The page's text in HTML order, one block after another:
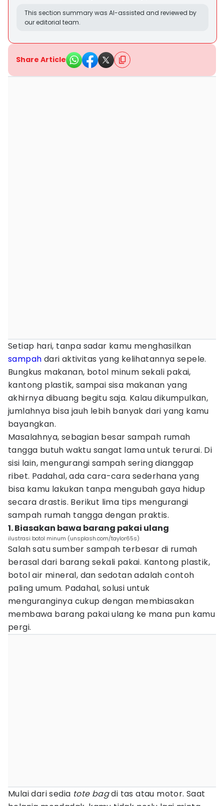
This section summary was AI-assisted and reviewed by
our editorial team.
Share Article
Setiap hari, tanpa sadar kamu menghasilkan
sampah dari aktivitas yang kelihatannya sepele.
Bungkus makanan, botol minum sekali pakai,
kantong plastik, sampai sisa makanan yang
akhirnya dibuang begitu saja. Kalau dikumpulkan,
jumlahnya bisa jauh lebih banyak dari yang kamu
bayangkan.
Masalahnya, sebagian besar sampah rumah
tangga butuh waktu sangat lama untuk terurai. Di
sisi lain, mengurangi sampah sering dianggap
ribet. Padahal, ada cara-cara sederhana yang
bisa kamu lakukan tanpa mengubah gaya hidup
secara drastis. Berikut lima tips mengurangi
sampah rumah tangga dengan praktis.
1. Biasakan bawa barang pakai ulang
ilustrasi botol minum (unsplash.com/taylor65s)
Salah satu sumber sampah terbesar di rumah
berasal dari barang sekali pakai. Kantong plastik,
botol air mineral, dan sedotan adalah contoh
paling umum. Padahal, solusi untuk
menguranginya cukup dengan membiasakan
membawa barang pakai ulang ke mana pun kamu
pergi.
Mulai dari sedia tote bagdi tas atau motor. Saat